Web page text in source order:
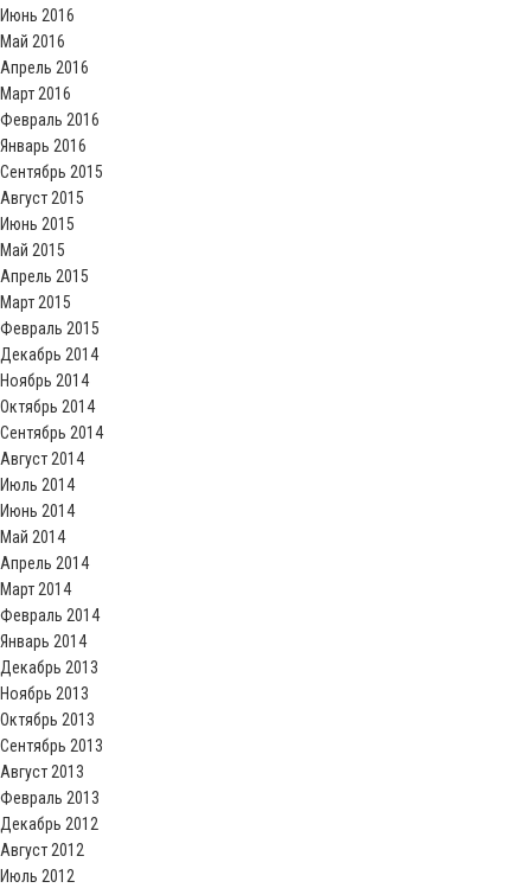
Июнь 2016
Май 2016
Апрель 2016
Март 2016
Февраль 2016
Январь 2016
Сентябрь 2015
Август 2015
Июнь 2015
Май 2015
Апрель 2015
Март 2015
Февраль 2015
Декабрь 2014
Ноябрь 2014
Октябрь 2014
Сентябрь 2014
Август 2014
Июль 2014
Июнь 2014
Май 2014
Апрель 2014
Март 2014
Февраль 2014
Январь 2014
Декабрь 2013
Ноябрь 2013
Октябрь 2013
Сентябрь 2013
Август 2013
Февраль 2013
Декабрь 2012
Август 2012
Июль 2012